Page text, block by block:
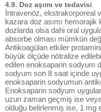
4.9. Doz aşımı ve tedavisi
İntravenöz, ekstrakorporeal
kazara doz asımı
dozlarda olsa dahi oral
absorbe olması mümkün
Antikoagülan etkiler
büyük ölçüde nötralize
edilen enoksaparin sodyum
sodyum son 8 saat içinde
enoksaparin sodyumun
Enoksaparin sodyum
uzun zaman geçmiş ise
olduğu belirlenmiş ise, 1 mg